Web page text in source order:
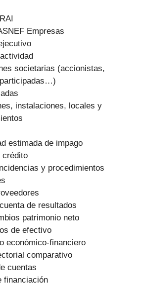
Empresas
societarias (accionistas,
instalaciones, locales y
estimada de impago
crédito
y procedimientos
de resultados
patrimonio neto
de efectivo
económico-financiero
comparativo
cuentas
financiación